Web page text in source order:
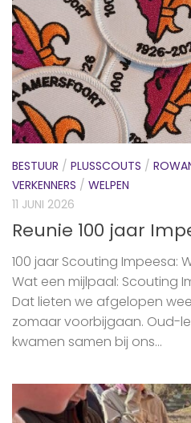
BESTUUR / PLUSSCOUTS /
VERKENNERS / WELPEN
11 JUNI 2026
Reunie 100 jaar
100 jaar Scouting Impeesa:
Wat een mijlpaal: Scouting
Dat lieten we afgelopen
zomaar voorbijgaan. Oud-
kwamen samen bij ons...